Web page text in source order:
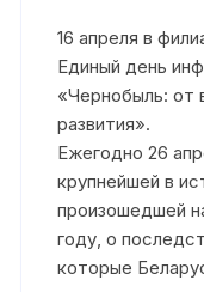
16 апреля в
Единый день
«Чернобыль: от
развития».
Ежегодно 26
крупнейшей в
произошедшей
году, о
которые